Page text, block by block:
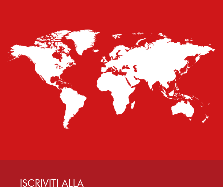
ISCRIVITI ALLA